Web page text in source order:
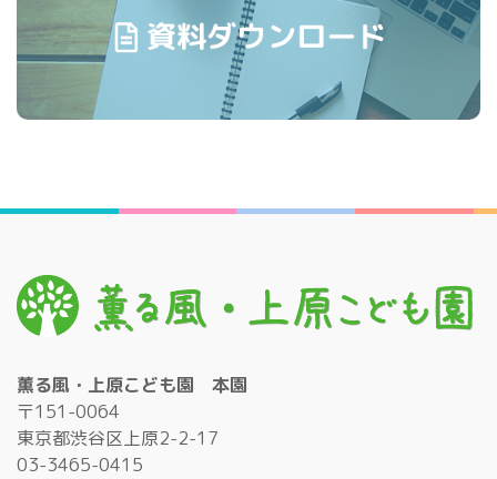
薫る風・上原こども園 本園
〒151-0064
東京都渋谷区上原2-2-17
03-3465-0415